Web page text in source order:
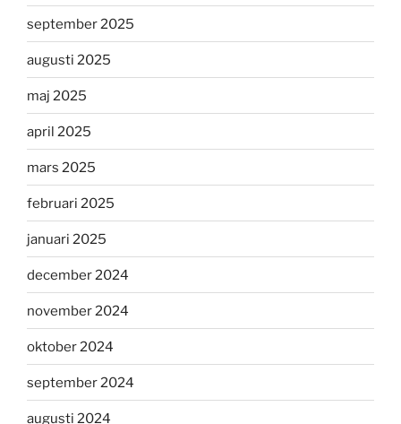
september 2025
augusti 2025
maj 2025
april 2025
mars 2025
februari 2025
januari 2025
december 2024
november 2024
oktober 2024
september 2024
augusti 2024